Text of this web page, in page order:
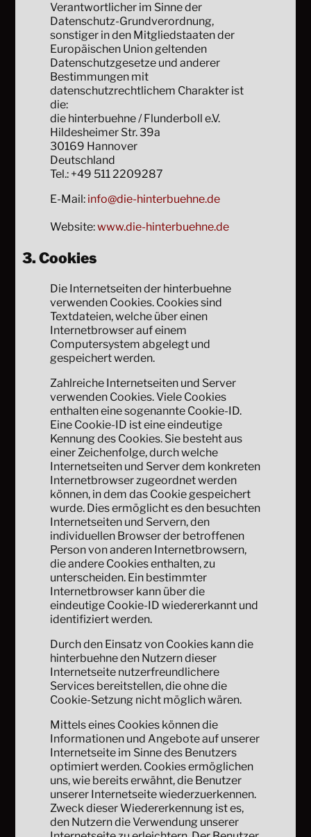
Verantwortlicher im Sinne der
Datenschutz-Grundverordnung,
sonstiger in den Mitgliedstaaten der
Europäischen Union geltenden
Datenschutzgesetze und anderer
Bestimmungen mit
datenschutzrechtlichem Charakter ist
die:
die hinterbuehne / Flunderboll e.V.
Hildesheimer Str. 39a
30169 Hannover
Deutschland
Tel.: +49 511 2209287
E-Mail: info@die-hinterbuehne.de
Website:www.die-hinterbuehne.de
3. Cookies
Die Internetseiten der hinterbuehne
verwenden Cookies. Cookies sind
Textdateien, welche über einen
Internetbrowser auf einem
Computersystem abgelegt und
gespeichert werden.
Zahlreiche Internetseiten und Server
verwenden Cookies. Viele Cookies
enthalten eine sogenannte Cookie-ID.
Eine Cookie-ID ist eine eindeutige
Kennung des Cookies. Sie besteht aus
einer Zeichenfolge, durch welche
Internetseiten und Server dem konkreten
Internetbrowser zugeordnet werden
können, in dem das Cookie gespeichert
wurde. Dies ermöglicht es den besuchten
Internetseiten und Servern, den
individuellen Browser der betroffenen
Person von anderen Internetbrowsern,
die andere Cookies enthalten, zu
unterscheiden. Ein bestimmter
Internetbrowser kann über die
eindeutige Cookie-ID wiedererkannt und
identifiziert werden.
Durch den Einsatz von Cookies kann die
hinterbuehne den Nutzern dieser
Internetseite nutzerfreundlichere
Services bereitstellen, die ohne die
Cookie-Setzung nicht möglich wären.
Mittels eines Cookies können die
Informationen und Angebote auf unserer
Internetseite im Sinne des Benutzers
optimiert werden. Cookies ermöglichen
uns, wie bereits erwähnt, die Benutzer
unserer Internetseite wiederzuerkennen.
Zweck dieser Wiedererkennung ist es,
den Nutzern die Verwendung unserer